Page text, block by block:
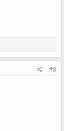
#8